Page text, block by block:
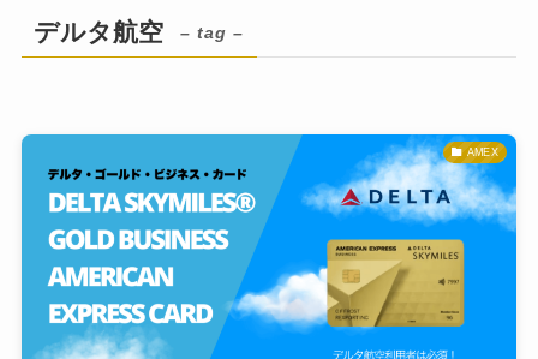
デルタ航空 – tag –
AMEX